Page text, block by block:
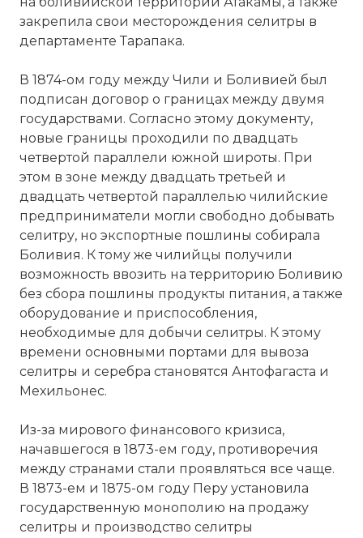
закрепила свои месторождения селитры в
департаменте Тарапака.
В 1874-ом году между Чили и Боливией был
подписан договор о границах между двумя
государствами. Согласно этому документу,
новые границы проходили по двадцать
четвертой параллели южной широты. При
этом в зоне между двадцать третьей и
двадцать четвертой параллелью чилийские
предприниматели могли свободно добывать
селитру, но экспортные пошлины собирала
Боливия. К тому же чилийцы получили
возможность ввозить на территорию Боливию
без сбора пошлины продукты питания, а также
оборудование и приспособления,
необходимые для добычи селитры. К этому
времени основными портами для вывоза
селитры и серебра становятся Антофагаста и
Мехильонес.
Из-за мирового финансового кризиса,
начавшегося в 1873-ем году, противоречия
между странами стали проявляться все чаще.
В 1873-ем и 1875-ом году Перу установила
государственную монополию на продажу
селитры и производство селитры